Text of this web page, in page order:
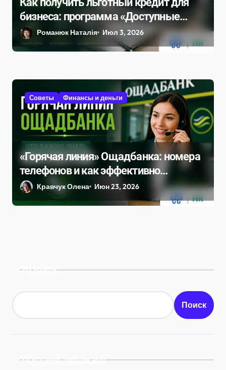
бизнеса: программа «Доступные
кредиты 5–7–9 %» в 2026 году
Романюк Наталія Июл 3, 2026
Советы Финансы и деньги
«Горячая линия» Ощадбанка: номера
телефонов и как эффективно
позвонить в 2026 году
Кравчук Олена Июн 23, 2026
Поиск
Поиск
Останні публікації